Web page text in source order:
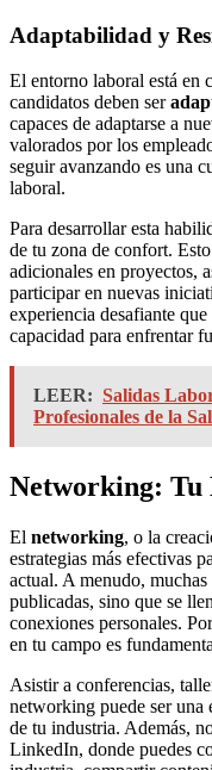
Adaptabilidad y
El entorno laboral está en
candidatos deben ser
capaces de adaptarse a
valorados por los
seguir avanzando es una
laboral.
Para desarrollar esta
de tu zona de confort.
adicionales en proyectos,
participar en nuevas
experiencia desafiante
capacidad para enfrentar
LEER: Salidas
Profesionales de la
Networking:
El networking, o la
estrategias más efectivas
actual. A menudo,
publicadas, sino que se
conexiones personales.
en tu campo es
Asistir a conferencias,
networking puede ser una
de tu industria. Además,
LinkedIn, donde puedes